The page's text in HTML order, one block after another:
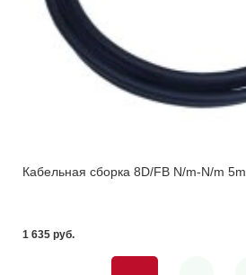
Кабельная сборка 8D/FB N/m-N/m 5m
1 635 pуб.